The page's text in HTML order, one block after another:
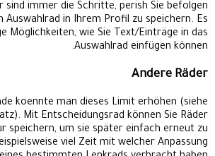
sind immer die Schritte, perish Sie befolgen
Auswahlrad in Ihrem Profil zu speichern. Es
Möglichkeiten, wie Sie Text/Einträge in das
Auswahlrad einfügen können.
Andere Räder
koennte man dieses Limit erhöhen (siehe
Mit Entscheidungsrad können Sie Räder
speichern, um sie später einfach erneut zu
viel Zeit mit welcher Anpassung